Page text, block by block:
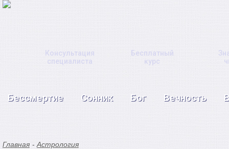
Консультация
специалиста
Бесплатный
курс
Бессмертие Сонник Бог Вечность
Главная Астрология